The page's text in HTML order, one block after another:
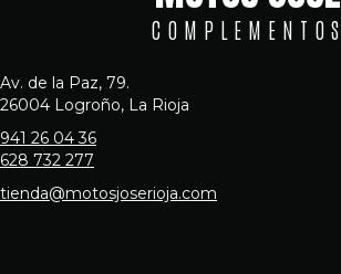
COMPLEMENTOS
Av. de la Paz, 79.
26004 Logroño, La Rioja
941 26 04 36
628 732 277
tienda@motosjoserioja.com